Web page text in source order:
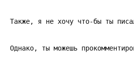
Также, я не хочу что-бы ты
Однако, ты можешь